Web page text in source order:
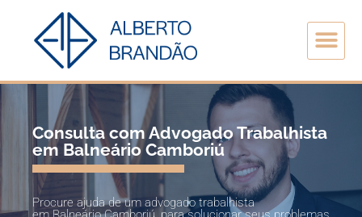
Consulta com Advogado Trabalhista
em Balneário Camboriú
Procure ajuda de um advogado trabalhista